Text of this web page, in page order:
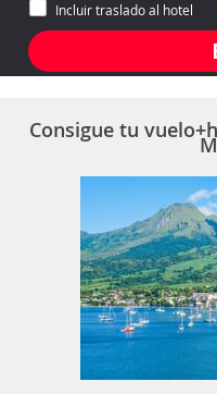
Incluir traslado al hotel
Consigue tu